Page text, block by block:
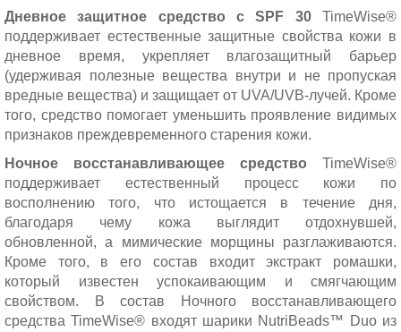
Дневное защитное средство с SPF 30TimeWise®
поддерживает естественные защитные свойства кожи в
дневное время, укрепляет влагозащитный барьер
(удерживая полезные вещества внутри и не пропуская
вредные вещества) и защищает от UVA/UVB-лучей. Кроме
того, средство помогает уменьшить проявление видимых
признаков преждевременного старения кожи.
Ночное восстанавливающее средство TimeWise®
поддерживает естественный процесс кожи по
восполнению того, что истощается в течение дня,
благодаря чему кожа выглядит отдохнувшей,
обновленной, а мимические морщины разглаживаются.
Кроме того, в его состав входит экстракт ромашки,
который известен успокаивающим и смягчающим
свойством.
В состав Ночного восстанавливающего
средства TimeWise® входят шарики NutriBeads™ Duo из